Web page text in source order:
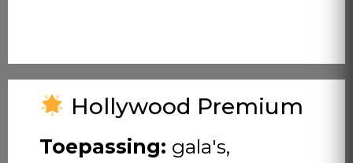
Hollywood Premium
Toepassing: gala's,